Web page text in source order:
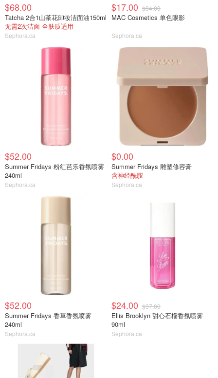
$68.00
Tatcha 2合1山茶花卸妆洁面油150ml
无需2次洁面 全肤质适用
Sephora.ca
$17.00 $34.00
MAC Cosmetics 单色眼影
Sephora.ca
$52.00
Summer Fridays 粉红芭乐香氛喷雾
240ml
Sephora.ca
$0.00
Summer Fridays 雕塑修容膏
含神经酰胺
Sephora.ca
$52.00
Summer Fridays 香草香氛喷雾
240ml
Sephora.ca
$24.00 $37.00
Ellis Brooklyn 甜心石榴香氛喷雾
90ml
Sephora.ca